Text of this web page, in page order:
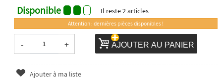
Disponible Il reste2articles
Attention : dernières pièces disponibles !
- + AJOUTER AU PANIER
Ajouter à ma liste